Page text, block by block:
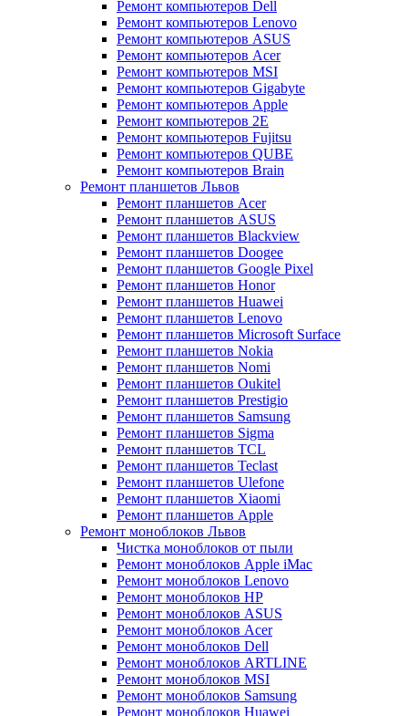
Ремонт компьютеров Dell
Ремонт компьютеров Lenovo
Ремонт компьютеров ASUS
Ремонт компьютеров Acer
Ремонт компьютеров MSI
Ремонт компьютеров Gigabyte
Ремонт компьютеров Apple
Ремонт компьютеров 2E
Ремонт компьютеров Fujitsu
Ремонт компьютеров QUBE
Ремонт компьютеров Brain
Ремонт планшетов Львов
Ремонт планшетов Acer
Ремонт планшетов ASUS
Ремонт планшетов Blackview
Ремонт планшетов Doogee
Ремонт планшетов Google Pixel
Ремонт планшетов Honor
Ремонт планшетов Huawei
Ремонт планшетов Lenovo
Ремонт планшетов Microsoft Surface
Ремонт планшетов Nokia
Ремонт планшетов Nomi
Ремонт планшетов Oukitel
Ремонт планшетов Prestigio
Ремонт планшетов Samsung
Ремонт планшетов Sigma
Ремонт планшетов TCL
Ремонт планшетов Teclast
Ремонт планшетов Ulefone
Ремонт планшетов Xiaomi
Ремонт планшетов Apple
Ремонт моноблоков Львов
Чистка моноблоков от пыли
Ремонт моноблоков Apple iMac
Ремонт моноблоков Lenovo
Ремонт моноблоков HP
Ремонт моноблоков ASUS
Ремонт моноблоков Acer
Ремонт моноблоков Dell
Ремонт моноблоков ARTLINE
Ремонт моноблоков MSI
Ремонт моноблоков Samsung
Ремонт моноблоков Huawei